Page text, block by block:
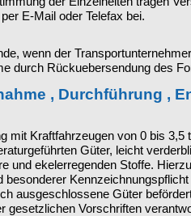
E-Mail oder Telefax bei.
wenn der
durch Rückuebersendung des
, Durchführung ,
mit Kraftfahrzeugen von 0 bis
Güter, leicht
und ekelerregenden Stoffe.
Kennzeichnungspflicht
ausgeschlossene Güter
gesetzlichen Vorschriften